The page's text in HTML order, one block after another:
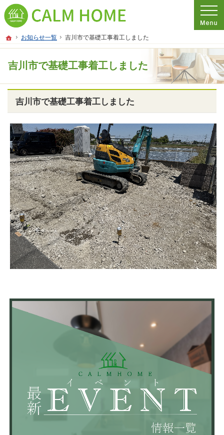
ホーム
お知らせ一覧 吉川市で基礎工事着工しました
吉川市で基礎工事着工しました
プロの目線からご提案。埼玉県さいたま市の注文住宅・新築戸建てを手がける工
埼玉県さいたま市の新築・注文住宅・新築戸建てを手がける工務店ならCALM
吉川市で基礎工事着工しました